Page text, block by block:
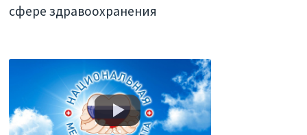
сфере здравоохранения